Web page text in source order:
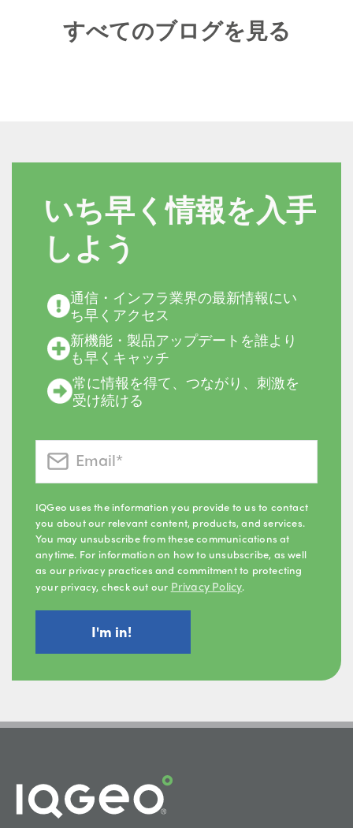
すべてのブログを見る
いち早く情報を入手
しよう
通信・インフラ業界の最新情報にい
ち早くアクセス
新機能・製品アップデートを誰より
も早くキャッチ
常に情報を得て、つながり、刺激を
受け続ける
IQGeo uses the information you provide to us to contact
you about our relevant content, products, and services.
You may unsubscribe from these communications at
anytime. For information on how to unsubscribe, as well
as our privacy practices and commitment to protecting
your privacy, check out our Privacy Policy.